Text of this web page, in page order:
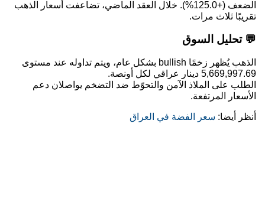
الضعف (+125.0%). خلال العقد الماضي، تضاعفت أسعار الذهب
تقريبًا ثلاث مرات.
💬 تحليل السوق
الذهب يُظهر زخمًا bullish بشكل عام، ويتم تداوله عند مستوى
5,669,997.69 دينار عراقي لكل أونصة.
الطلب على الملاذ الآمن والتحوّط ضد التضخم يواصلان دعم
الأسعار المرتفعة.
أنظر أيضا: سعر الفضة في العراق